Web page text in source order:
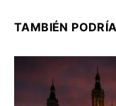
TAMBIÉN